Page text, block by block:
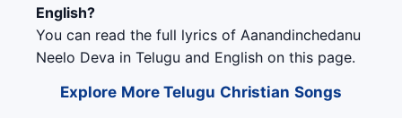
English?
You can read the full lyrics of Aanandinchedanu
Neelo Deva in Telugu and English on this page.
Explore More Telugu Christian Songs